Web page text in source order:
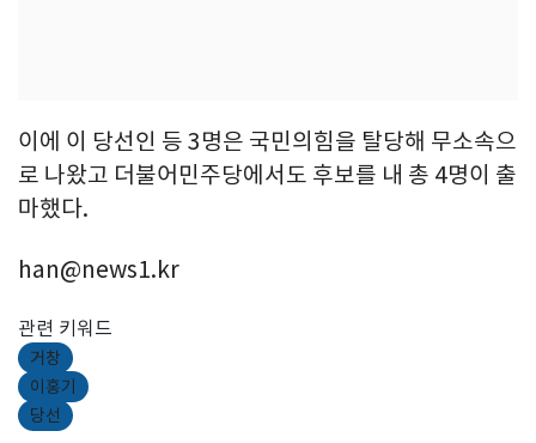
이에 이 당선인 등 3명은 국민의힘을 탈당해 무소속으
로 나왔고 더불어민주당에서도 후보를 내 총 4명이 출
마했다.
han@news1.kr
관련 키워드
거창
이홍기
당선